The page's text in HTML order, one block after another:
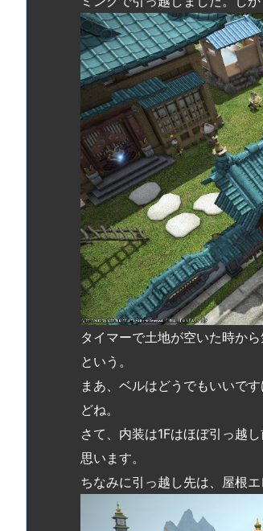
タイマーで土地が空いた時か
という。
まあ、ベルはどうでもいいで
どね。
さて、内装は1Fはほぼ引っ越
思います。
ちなみに引っ越し先は、屋根